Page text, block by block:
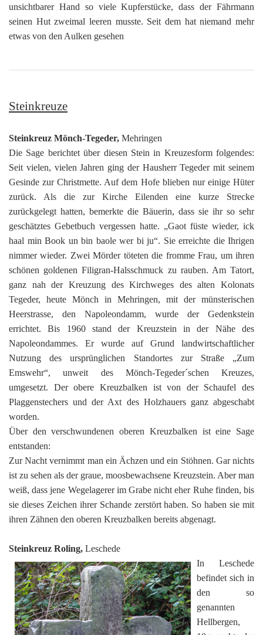
unsichtbarer Hand so viele Kupferstücke, dass der Fährmann
seinen Hut zweimal leeren musste. Seit dem hat niemand mehr
etwas von den Aulken gesehen
Steinkreuze
Steinkreuz Mönch-Tegeder, Mehringen
Die Sage berichtet über diesen Stein in Kreuzesform folgendes:
Seit vielen, vielen Jahren ging der Hausherr Tegeder mit seinem
Gesinde zur Christmette. Auf dem Hofe blieben nur einige Hüter
zurück. Als die zur Kirche Eilenden eine kurze Strecke
zurückgelegt hatten, bemerkte die Bäuerin, dass sie ihr so sehr
geschätztes Gebetbuch vergessen hatte. „Gaot füste wieder, ick
haal min Book un bin baole wer bi ju“. Sie erreichte die Ihrigen
nimmer wieder. Zwei Mörder töteten die fromme Frau, um ihren
schönen goldenen Filigran-Halsschmuck zu rauben. Am Tatort,
ganz nah der Kreuzung des Kirchweges des alten Kolonats
Tegeder, heute Mönch in Mehringen, mit der münsterischen
Heerstrasse, den Napoleondamm, wurde der Gedenkstein
errichtet. Bis 1960 stand der Kreuzstein in der Nähe des
Napoleondammes. Er wurde auf Grund landwirtschaftlicher
Nutzung des ursprünglichen Standortes zur Straße „Zum
Emswehr“, unweit des Mönch-Tegeder´schen Kreuzes,
umgesetzt. Der obere Kreuzbalken ist von der Schaufel des
Plaggenstechers und der Axt des Holzhauers ganz abgeschabt
worden.
Über den verschwundenen oberen Kreuzbalken ist eine Sage
entstanden:
Zur Nacht vernimmt man ein Ächzen und ein Stöhnen. Gar nichts
ist zu sehen als der graue, moosbewachsene Kreuzstein. Aber man
weiß, dass jene Wegelagerer im Grabe nicht eher Ruhe finden, bis
sie dieses Zeichen ihrer Schande zerstört haben. So haben sie mit
ihren Zähnen den oberen Kreuzbalken bereits abgenagt.
Steinkreuz Roling, Leschede
In Leschede
befindet sich in
den so
genannten
Hellbergen,